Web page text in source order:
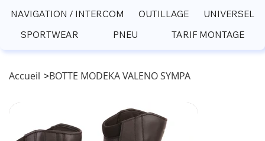
Accueil >BOTTE MODEKA VALENO SYMPA
NAVIGATION / INTERCOM
OUTILLAGE
UNIVERSEL
SPORTWEAR
PNEU TARIF MONTAGE